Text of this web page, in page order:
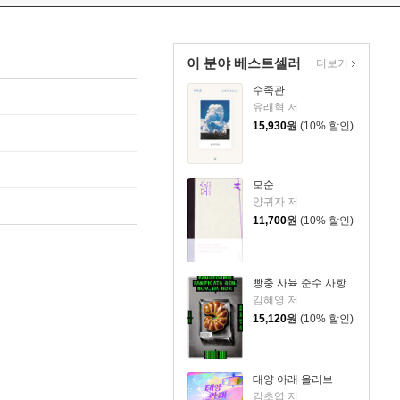
이 분야 베스트셀러
수족관
유래혁 저
15,930원 (10% 할인)
모순
양귀자 저
11,700원 (10% 할인)
빵충 사육 준수 사항
김혜영 저
15,120원 (10% 할인)
태양 아래 올리브
김초엽 저
더보기